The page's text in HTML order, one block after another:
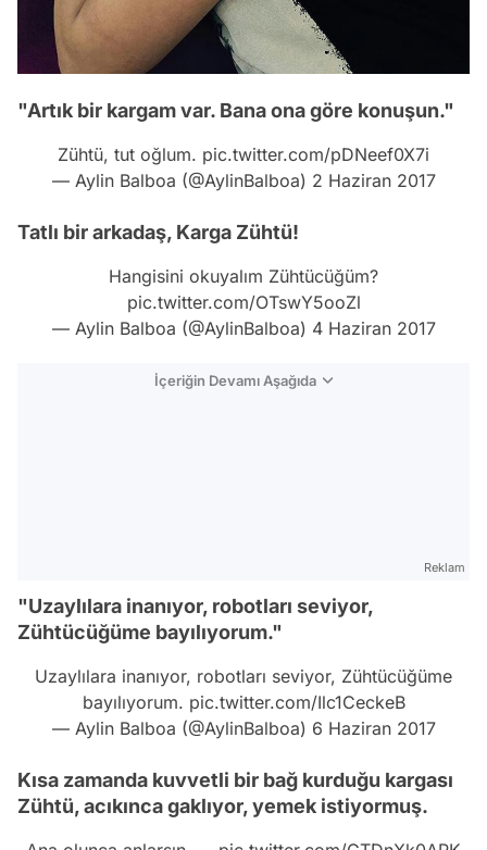
"Artık bir kargam var. Bana ona göre konuşun."
Zühtü, tut oğlum. pic.twitter.com/pDNeef0X7i
— Aylin Balboa (@AylinBalboa) 2 Haziran 2017
Tatlı bir arkadaş, Karga Zühtü!
Hangisini okuyalım Zühtücüğüm?
pic.twitter.com/OTswY5ooZl
— Aylin Balboa (@AylinBalboa) 4 Haziran 2017
İçeriğin Devamı Aşağıda
Reklam
"Uzaylılara inanıyor, robotları seviyor,
Zühtücüğüme bayılıyorum."
Uzaylılara inanıyor, robotları seviyor, Zühtücüğüme
bayılıyorum. pic.twitter.com/Ilc1CeckeB
— Aylin Balboa (@AylinBalboa) 6 Haziran 2017
Kısa zamanda kuvvetli bir bağ kurduğu kargası
Zühtü, acıkınca gaklıyor, yemek istiyormuş.